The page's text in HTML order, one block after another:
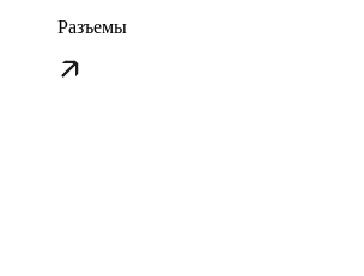
Разъемы